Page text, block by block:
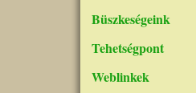
Büszkeségeink
Tehetségpont
Weblinkek